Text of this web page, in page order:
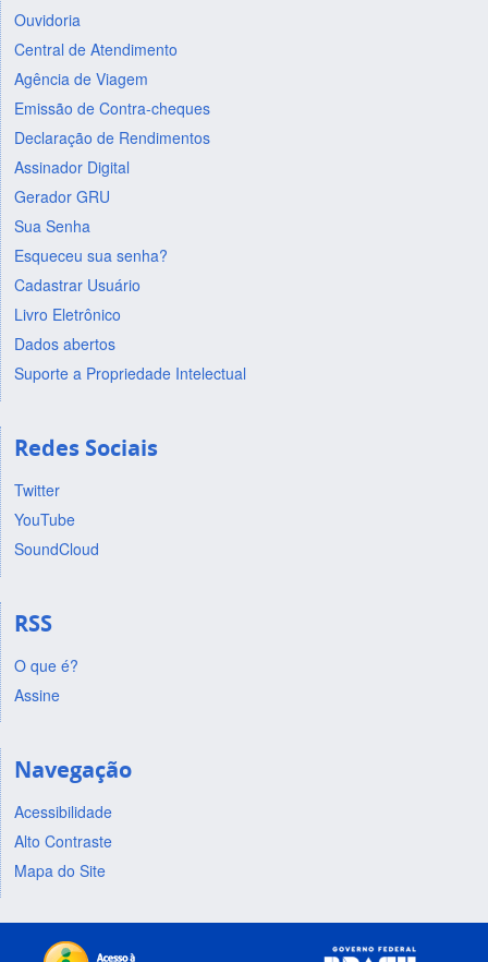
Ouvidoria
Central de Atendimento
Agência de Viagem
Emissão de Contra-cheques
Declaração de Rendimentos
Assinador Digital
Gerador GRU
Sua Senha
Esqueceu sua senha?
Cadastrar Usuário
Livro Eletrônico
Dados abertos
Suporte a Propriedade Intelectual
Redes Sociais
Twitter
YouTube
SoundCloud
RSS
O que é?
Assine
Navegação
Acessibilidade
Alto Contraste
Mapa do Site